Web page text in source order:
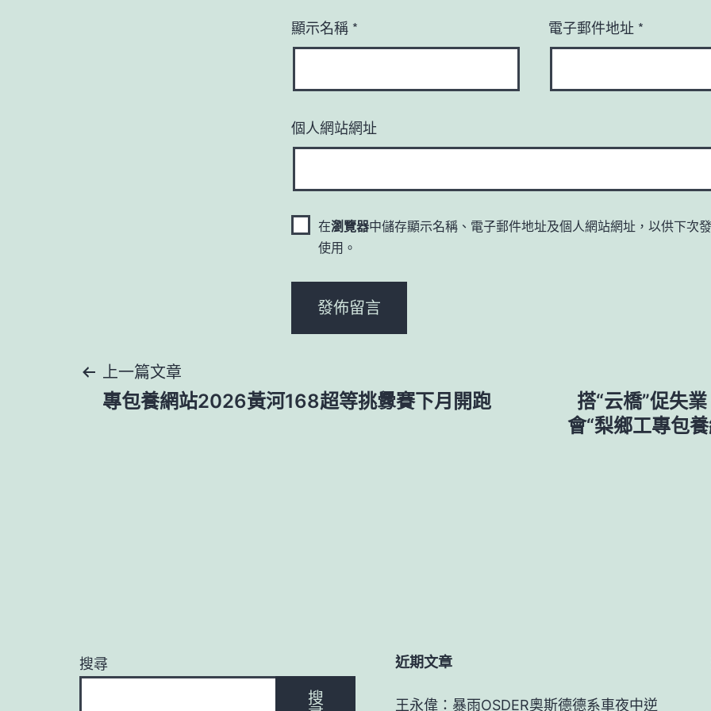
顯示名稱 * 電子郵件地址 *
個人網站網址
在瀏覽器中儲存顯示名稱、電子郵件地址及個人網站網址，以供下次
使用。
文上一篇文章
專包養網站2026黃河168超等挑釁賽下月開跑
搭“云橋”促失
會“梨鄉工專包
搜尋
搜
近期文章
王永偉：暴雨OSDER奧斯德德系車夜中逆